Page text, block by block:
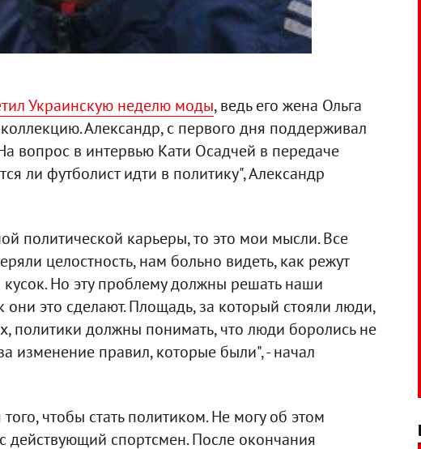
Украинскую неделю моды, ведь его жена Ольга
Александр, с первого дня поддерживал
вопрос в интервью Кати Осадчей в передаче
ли футболист идти в политику", Александр
политической карьеры, то это мои мысли. Все
целостность, нам больно видеть, как режут
кусок. Но эту проблему должны решать наши
это сделают. Площадь, за который стояли люди,
политики должны понимать, что люди боролись не
изменение правил, которые были", - начал
чтобы стать политиком. Не могу об этом
действующий спортсмен. После окончания